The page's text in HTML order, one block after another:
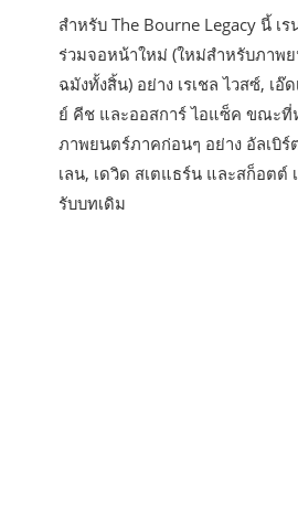
สำหรับ The Bourne Legacy นี้ เร
ร่วมจอหน้าใหม่ (ใหม่สำหรับภาพ
ฉมังทั้งสิ้น) อย่าง เรเชล ไวสซ์, เอ๊
ย์ คีช และออสการ์ ไอแซ็ค ขณะที่
ภาพยนตร์ภาคก่อนๆ อย่าง อัลเบิ
เลน, เดวิด สเตแธร์น และสก็อตต์
รับบทเดิม